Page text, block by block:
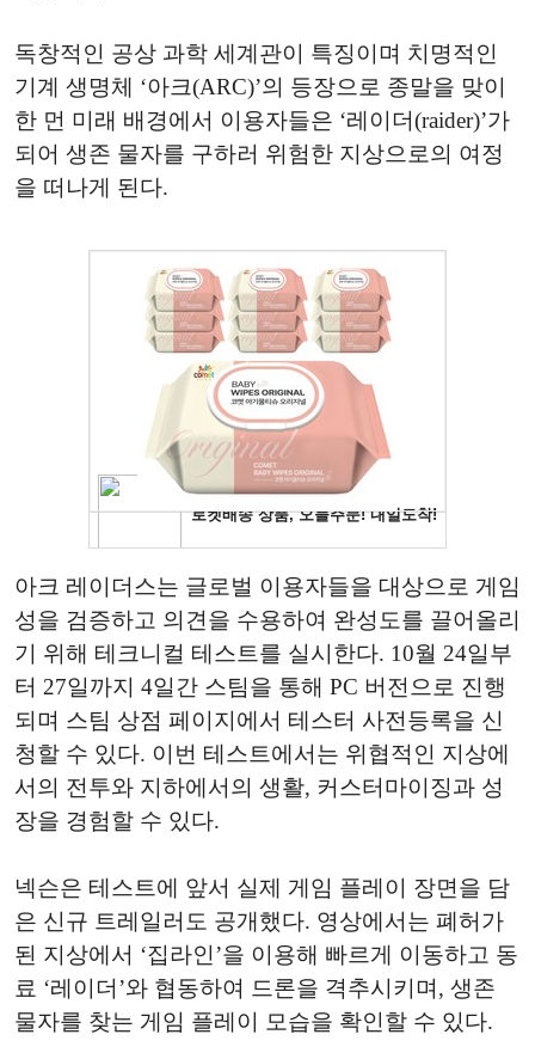
독창적인 공상 과학 세계관이 특징이며 치명적인
기계 생명체 ‘아크(ARC)’의 등장으로 종말을 맞이
한 먼 미래 배경에서 이용자들은 ‘레이더(raider)’가
되어 생존 물자를 구하러 위험한 지상으로의 여정
을 떠나게 된다.
아크 레이더스는 글로벌 이용자들을 대상으로 게임
성을 검증하고 의견을 수용하여 완성도를 끌어올리
기 위해 테크니컬 테스트를 실시한다. 10월 24일부
터 27일까지 4일간 스팀을 통해 PC 버전으로 진행
되며 스팀 상점 페이지에서 테스터 사전등록을 신
청할 수 있다. 이번 테스트에서는 위협적인 지상에
서의 전투와 지하에서의 생활, 커스터마이징과 성
장을 경험할 수 있다.
넥슨은 테스트에 앞서 실제 게임 플레이 장면을 담
은 신규 트레일러도 공개했다. 영상에서는 폐허가
된 지상에서 ‘집라인’을 이용해 빠르게 이동하고 동
료 ‘레이더’와 협동하여 드론을 격추시키며, 생존
물자를 찾는 게임 플레이 모습을 확인할 수 있다.